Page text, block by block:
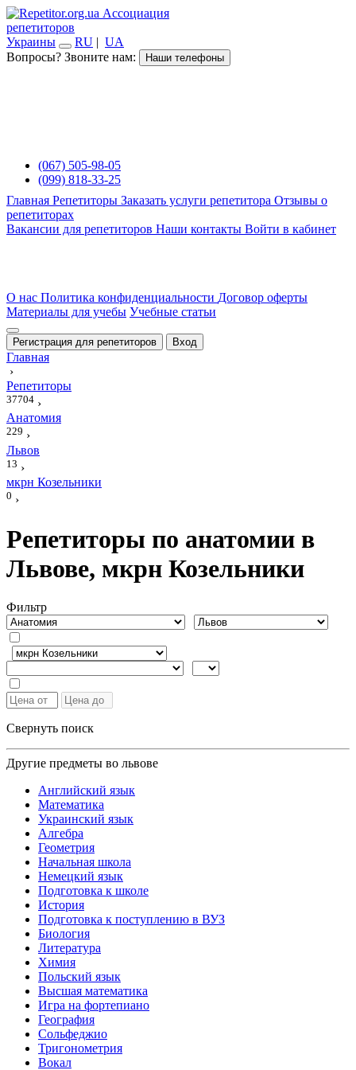
Ассоциация
репетиторов
Украины
RU | UA
Вопросы? Звоните нам:
Наши телефоны
(067) 505-98-05
(099) 818-33-25
Главная Репетиторы Заказать услуги репетитора Отзывы о
репетиторах
Вакансии для репетиторов Наши контакты Войти в кабинет
О нас Политика конфиденциальности Договор оферты
Материалы для учебы Учебные статьи
Регистрация для репетиторов Вход
Главная
›
Репетиторы
37704 ›
Анатомия
229 ›
Львов
13 ›
мкрн Козельники
0 ›
Репетиторы по анатомии в
Львове, мкрн Козельники
Фильтр
Свернуть поиск
Другие предметы во львове
Английский язык
Математика
Украинский язык
Алгебра
Геометрия
Начальная школа
Немецкий язык
Подготовка к школе
История
Подготовка к поступлению в ВУЗ
Биология
Литература
Химия
Польский язык
Высшая математика
Игра на фортепиано
География
Сольфеджио
Тригонометрия
Вокал